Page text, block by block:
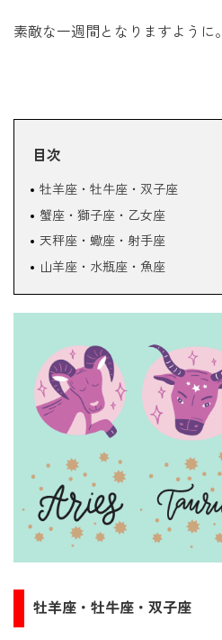
素敵な一週間となりますように。
目次
牡羊座・牡牛座・双子座
蟹座・獅子座・乙女座
天秤座・蠍座・射手座
山羊座・水瓶座・魚座
牡羊座・牡牛座・双子座